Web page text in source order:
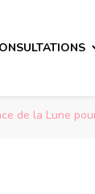
de la Lune